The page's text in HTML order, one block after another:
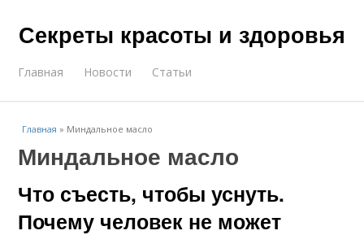
Секреты красоты и здоровья
Главная Новости Статьи
Главная » Миндальное масло
Миндальное масло
Что съесть, чтобы уснуть.
Почему человек не может